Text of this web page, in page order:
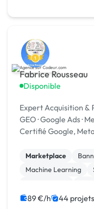
Fabrice Rousseau
Disponible
Expert Acquisition &
GEO · Google Ads ·
Certifié Google,
Marketplace
Machine Learning
Experience utilisateur
89 €/h 44